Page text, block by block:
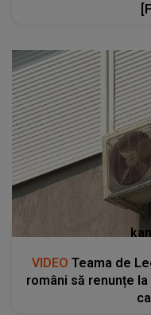
VIDEO Teama de
români să renunțe